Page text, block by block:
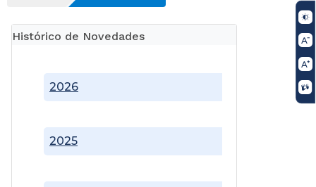
Histórico de Novedades
2025
2026